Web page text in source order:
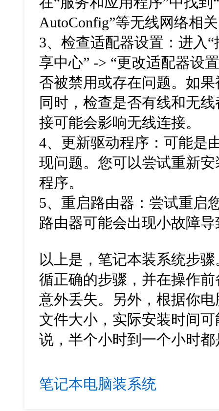
AutoConfig”等无线网络相
3、检查适配器设置：进入
享中心” -> “更改适配器设
否被禁用或存在问题。如
同时，检查是否有线和无
接可能会影响无线连接。
4、更新驱动程序：可能是
现问题。您可以尝试重新
程序。
5、重启路由器：尝试重启
路由器可能会出现小故障
以上是，笔记本装系统步
循正确的步骤，并在操作
意外丢失。另外，根据你
文件大小，实际安装时间
说，半个小时到一个小时
笔记本电脑装系统